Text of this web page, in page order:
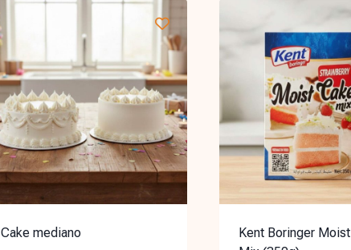
Cake mediano
Kent Boringer